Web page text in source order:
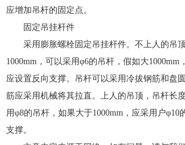
应增加吊杆的固定点。
固定吊挂杆件
采用膨胀螺栓固定吊挂杆件。不上人的吊
1000mm，可以采用φ6的吊杆，假如大1000mm
应设置反向支撑。吊杆可以采用冷拔钢筋和盘
筋应采用机械将其拉直。上人的吊顶，吊杆长
用φ8的吊杆，如果大于1000mm，应采用户φ10
支撑。